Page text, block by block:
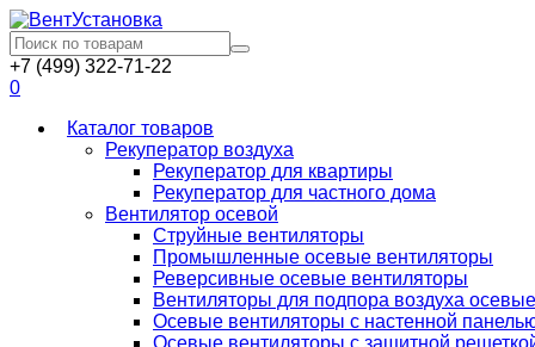
+7 (499) 322-71-22
0
Каталог товаров
Рекуператор воздуха
Рекуператор для квартиры
Рекуператор для частного дома
Вентилятор осевой
Струйные вентиляторы
Промышленные осевые вентиляторы
Реверсивные осевые вентиляторы
Вентиляторы для подпора воздуха осевые
Осевые вентиляторы с настенной
Осевые вентиляторы с защитной